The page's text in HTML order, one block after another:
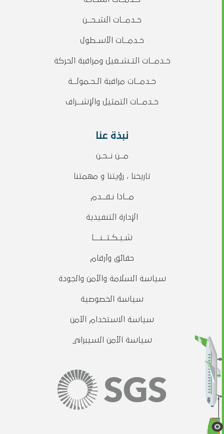
خـدمــات الشـحــن
خـدمــات الأسـطول
خـدمــات التـشـغيل ومراقبة الحركة
خـدمــات مراقبة الـحـمولــة
خـدمــات التمثيل والإشــراف
نبذة عنا
مــن نــحـن
تاريخنا ، رؤيتنا و مهمتنا
مــاذا نـقــدم
الإدارة التنفيذية
شـبـكـتــنـــا
حقائق وأرقام
سياسة السلامة والأمن والجودة
سياسة الخصوصية
سياسة الاستخدام الآمن
سياسة الأمن السيبراني